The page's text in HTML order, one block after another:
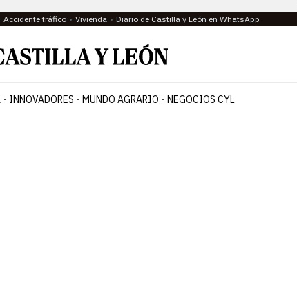
Accidente tráfico Vivienda Diario de Castilla y León en WhatsApp
INNOVADORES MUNDO AGRARIO NEGOCIOS CYL